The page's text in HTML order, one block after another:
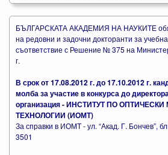
БЪЛГАРСКАТА АКАДЕМИЯ НА НАУКИТЕ
на редовни и задочни докторанти за
съответствие с Решение № 375 на
г.
В срок от 17.08.2012 г. до 17.10.2012 г.
молба за участие в конкурса до
организация - ИНСТИТУТ ПО
ТЕХНОЛОГИИ (ИОМТ)
За справки в ИОМТ - ул. “Акад. Г. Бончев”,
3501